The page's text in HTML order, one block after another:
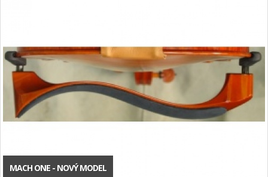
MACH ONE - NOVÝ MODEL